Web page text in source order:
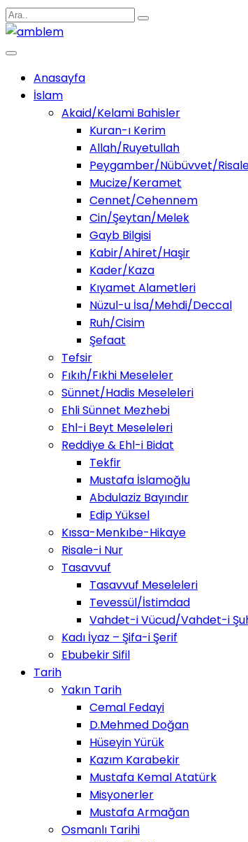
Anasayfa
İslam
Akaid/Kelami Bahisler
Kuran-ı Kerim
Allah/Ruyetullah
Peygamber/Nübüvvet/
Mucize/Keramet
Cennet/Cehennem
Cin/Şeytan/Melek
Gayb Bilgisi
Kabir/Ahiret/Haşir
Kader/Kaza
Kıyamet Alametleri
Nüzul-u İsa/Mehdi/Deccal
Ruh/Cisim
Şefaat
Tefsir
Fıkıh/Fıkhi Meseleler
Sünnet/Hadis Meseleleri
Ehli Sünnet Mezhebi
Ehl-i Beyt Meseleleri
Reddiye & Ehl-i Bidat
Tekfir
Mustafa İslamoğlu
Abdulaziz Bayındır
Edip Yüksel
Kıssa-Menkıbe-Hikaye
Risale-i Nur
Tasavvuf
Tasavvuf Meseleleri
Tevessül/İstimdad
Vahdet-i Vücud/Vahdet-i
Kadı İyaz – Şifa-i Şerif
Ebubekir Sifil
Tarih
Yakın Tarih
Cemal Fedayi
D.Mehmed Doğan
Hüseyin Yürük
Kazım Karabekir
Mustafa Kemal Atatürk
Misyonerler
Mustafa Armağan
Osmanlı Tarihi